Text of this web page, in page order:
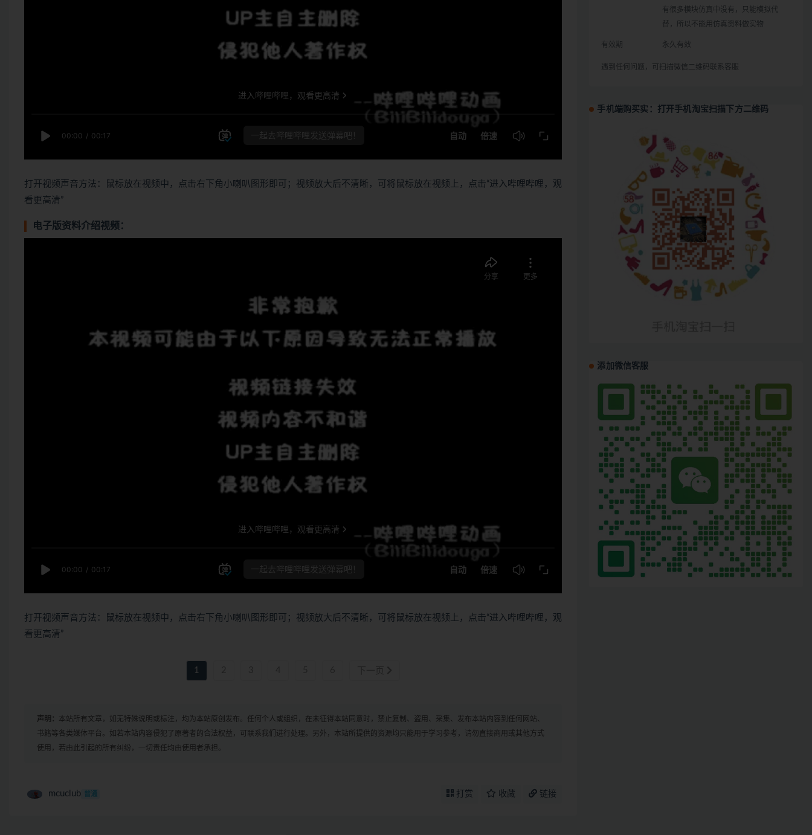
打开视频声音方法：鼠标放在视频中，点击右下角小喇叭图形即可；视频放大后不清晰，可将鼠标放在视频上，点击“进入哔哩哔哩，观
看更高清”
电子版资料介绍视频：
打开视频声音方法：鼠标放在视频中，点击右下角小喇叭图形即可；视频放大后不清晰，可将鼠标放在视频上，点击“进入哔哩哔哩，观
看更高清”
1
声明： 本站所有文章，如无特殊说明或标注，均为本站原创发布。任何个人或组织，在未征得本站同意时，禁止复制、盗用、采集、发布本站内容到任何网站、
书籍等各类媒体平台。如若本站内容侵犯了原著者的合法权益，可联系我们进行处理。另外，本站所提供的资源均只能用于学习参考，请勿直接商用或其他方式
使用，若由此引起的所有纠纷，一切责任均由使用者承担。
mcuclub 普通 打赏 收藏 链接
有很多模块仿真中没有，只能模拟代
替，所以不能用仿真资料做实物
有效期 永久有效
遇到任何问题，可扫描微信二维码联系客服
手机端购买实：打开手机淘宝扫描下方二维码
添加微信客服